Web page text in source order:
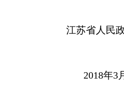
江苏省人民
2018年3